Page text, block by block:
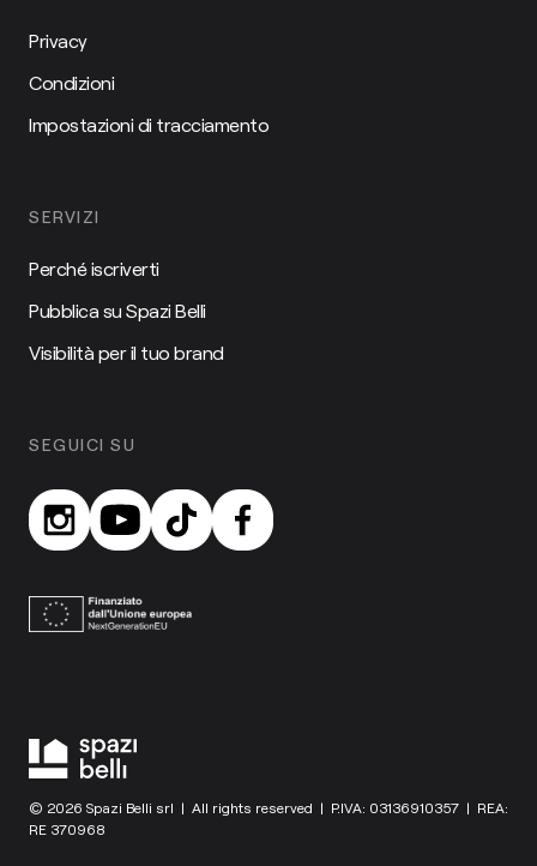
Privacy
Condizioni
Impostazioni di tracciamento
SERVIZI
Perché iscriverti
Pubblica su Spazi Belli
Visibilità per il tuo brand
SEGUICI SU
© 2026 Spazi Belli srl | All rights reserved | P.IVA: 03136910357 | REA:
RE 370968